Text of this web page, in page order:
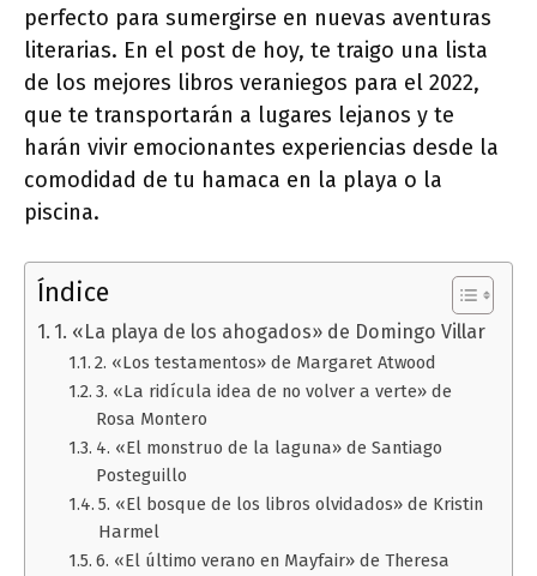
perfecto para sumergirse en nuevas aventuras
literarias. En el post de hoy, te traigo una lista
de los mejores libros veraniegos para el 2022,
que te transportarán a lugares lejanos y te
harán vivir emocionantes experiencias desde la
comodidad de tu hamaca en la playa o la
piscina.
Índice
1. «La playa de los ahogados» de Domingo Villar
2. «Los testamentos» de Margaret Atwood
3. «La ridícula idea de no volver a verte» de
Rosa Montero
4. «El monstruo de la laguna» de Santiago
Posteguillo
5. «El bosque de los libros olvidados» de Kristin
Harmel
6. «El último verano en Mayfair» de Theresa